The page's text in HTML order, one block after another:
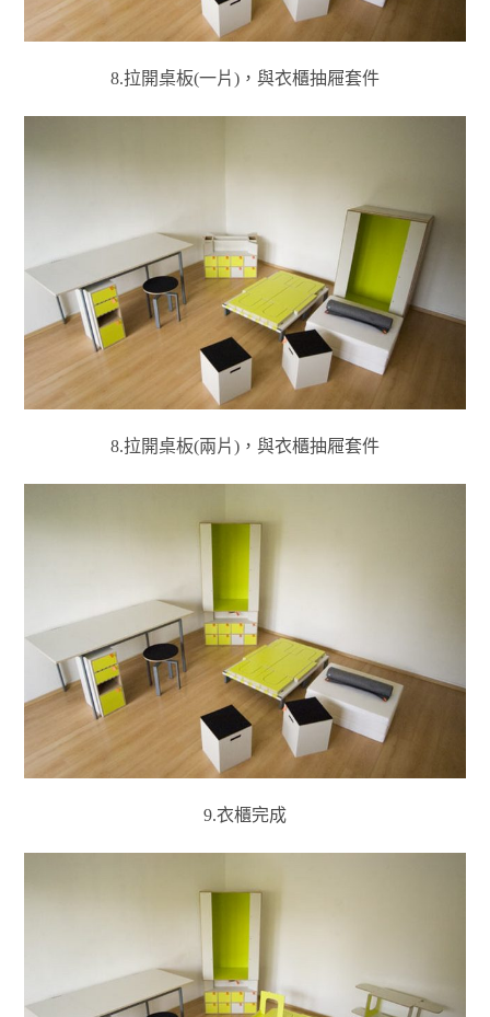
8.拉開桌板(一片)，與衣櫃抽屜套件
8.拉開桌板(兩片)，與衣櫃抽屜套件
9.衣櫃完成